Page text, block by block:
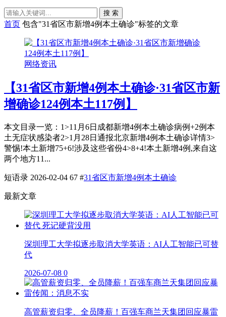
搜 索
首页 包含"31省区市新增4例本土确诊"标签的文章
网络资讯
【31省区市新增4例本土确诊·31省区市新
增确诊124例本土117例】
本文目录一览：1˃11月6日成都新增4例本土确诊病例+2例本
土无症状感染者2˃1月28日通报北京新增4例本土确诊详情3˃
警惕!本土新增75+6!涉及这些省份4˃8+4!本土新增4例,来自这
两个地方11...
短语录 2026-02-04 67 #31省区市新增4例本土确诊
最新文章
深圳理工大学拟逐步取消大学英语：AI人工智能已可替
代
2026-07-08 0
高管薪资归零、全员降薪！百强车商兰天集团回应暴雷